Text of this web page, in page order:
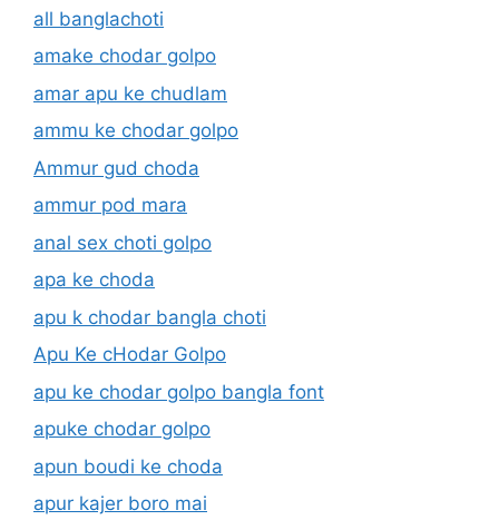
all banglachoti
amake chodar golpo
amar apu ke chudlam
ammu ke chodar golpo
Ammur gud choda
ammur pod mara
anal sex choti golpo
apa ke choda
apu k chodar bangla choti
Apu Ke cHodar Golpo
apu ke chodar golpo bangla font
apuke chodar golpo
apun boudi ke choda
apur kajer boro mai